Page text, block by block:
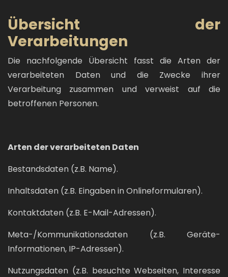
Übersicht der
Verarbeitungen
Die nachfolgende Übersicht fasst die Arten der
verarbeiteten Daten und die Zwecke ihrer
Verarbeitung zusammen und verweist auf die
betroffenen Personen.
Arten der verarbeiteten Daten
Bestandsdaten (z.B. Name).
Inhaltsdaten (z.B. Eingaben in Onlineformularen).
Kontaktdaten (z.B. E-Mail-Adressen).
Meta-/Kommunikationsdaten (z.B. Geräte-
Informationen, IP-Adressen).
Nutzungsdaten (z.B. besuchte Webseiten, Interesse